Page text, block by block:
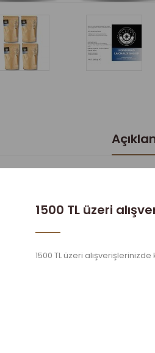
1500 TL üzeri
1500 TL üzeri
Dengeli ve Aromatik
SHG Kahve 1000
1100-1650 metre yükseklik
Caturra, Typica, Catuai, Pacas
en önemli kahve üreticilerinden